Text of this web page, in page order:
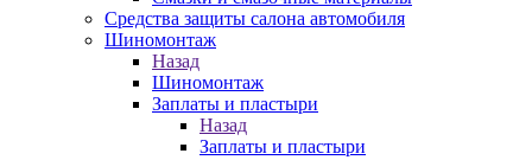
Средства защиты салона автомобиля
Шиномонтаж
Назад
Шиномонтаж
Заплаты и пластыри
Назад
Заплаты и пластыри